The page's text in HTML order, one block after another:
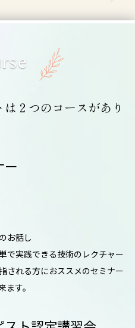
２つのコースがあり
ー
お話し
で実践できる技術のレクチャー
される方におススメのセミナー
す。